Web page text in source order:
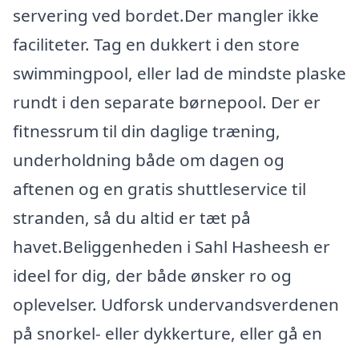
servering ved bordet.Der mangler ikke
faciliteter. Tag en dukkert i den store
swimmingpool, eller lad de mindste plaske
rundt i den separate børnepool. Der er
fitnessrum til din daglige træning,
underholdning både om dagen og
aftenen og en gratis shuttleservice til
stranden, så du altid er tæt på
havet.Beliggenheden i Sahl Hasheesh er
ideel for dig, der både ønsker ro og
oplevelser. Udforsk undervandsverdenen
på snorkel- eller dykkerture, eller gå en